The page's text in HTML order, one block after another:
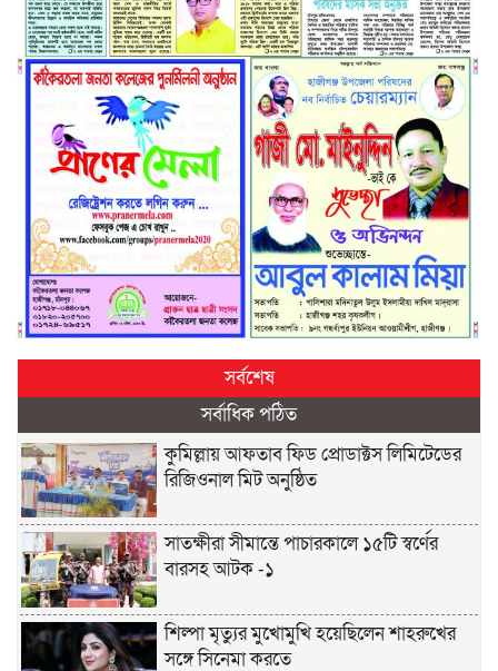
সর্বশেষ
সর্বাধিক পঠিত
কুমিল্লায় আফতাব ফিড প্রোডাক্টস লিমিটেডের
রিজিওনাল মিট অনুষ্ঠিত
সাতক্ষীরা সীমান্তে পাচারকালে ১৫টি স্বর্ণের
বারসহ আটক -১
শিল্পা মৃত্যুর মুখোমুখি হয়েছিলেন শাহরুখের
সঙ্গে সিনেমা করতে